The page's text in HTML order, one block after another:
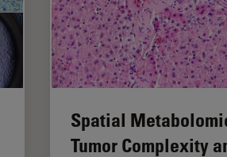
Spatial
Tumor Complexity